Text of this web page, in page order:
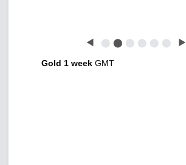
◀ ⬤ ⬤ ⬤ ⬤ ⬤ ⬤ ▶
Gold 1 week GMT